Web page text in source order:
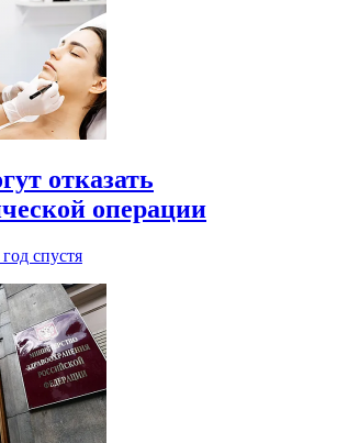
отказать
операции
год спустя